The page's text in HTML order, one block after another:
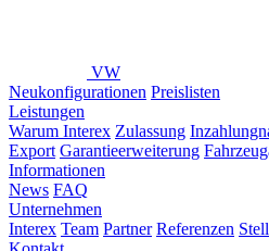
VW
Neukonfigurationen Preislisten
Leistungen
Warum Interex Zulassung
Export Garantieerweiterung
Informationen
News FAQ
Unternehmen
Interex Team Partner Referenzen